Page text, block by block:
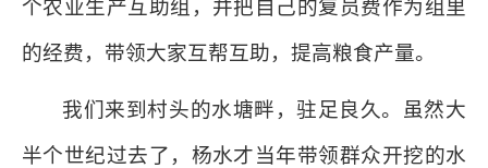
个农业生产互助组，并把自己的复员费作为组里
的经费，带领大家互帮互助，提高粮食产量。
我们来到村头的水塘畔，驻足良久。虽然大
半个世纪过去了，杨水才当年带领群众开挖的水